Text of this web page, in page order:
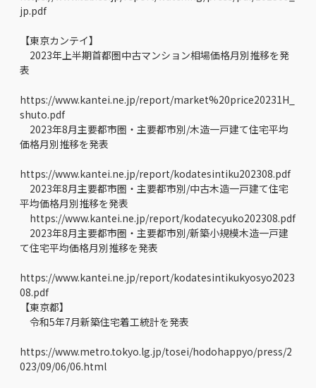
jp.pdf
【東京カンテイ】
2023年上半期首都圏中古マンション相場価格月別推移を発
表
https://www.kantei.ne.jp/report/market%20price20231H_
shuto.pdf
2023年8月主要都市圏・主要都市別/木造一戸建て住宅平均
価格月別推移を発表
https://www.kantei.ne.jp/report/kodatesintiku202308.pdf
2023年8月主要都市圏・主要都市別/中古木造一戸建て住宅
平均価格月別推移を発表
https://www.kantei.ne.jp/report/kodatecyuko202308.pdf
2023年8月主要都市圏・主要都市別/新築小規模木造一戸建
て住宅平均価格月別推移を発表
https://www.kantei.ne.jp/report/kodatesintikukyosyo2023
08.pdf
【東京都】
令和5年7月新築住宅着工統計を発表
https://www.metro.tokyo.lg.jp/tosei/hodohappyo/press/2
023/09/06/06.html